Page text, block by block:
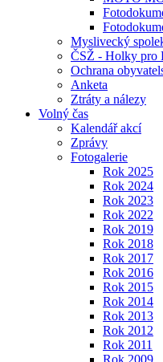
Myslivecký
ČSŽ - Holky pro
Ochrana
Anketa
Ztráty a nálezy
Volný čas
Kalendář akcí
Zprávy
Fotogalerie
Rok 2025
Rok 2024
Rok 2023
Rok 2022
Rok 2019
Rok 2018
Rok 2017
Rok 2016
Rok 2015
Rok 2014
Rok 2013
Rok 2012
Rok 2011
Rok 2009